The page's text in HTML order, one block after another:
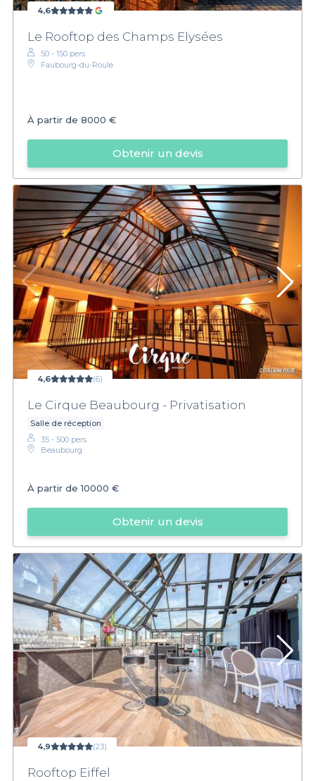
4,6
Le Rooftop des Champs Elysées
50 - 150 pers.
Faubourg-du-Roule
À partir de 8000 €
Obtenir un devis
4,6 (6)
Le Cirque Beaubourg - Privatisation
Salle de réception
35 - 500 pers.
Beaubourg
À partir de10000 €
Obtenir un devis
4,9 (23)
Rooftop Eiffel